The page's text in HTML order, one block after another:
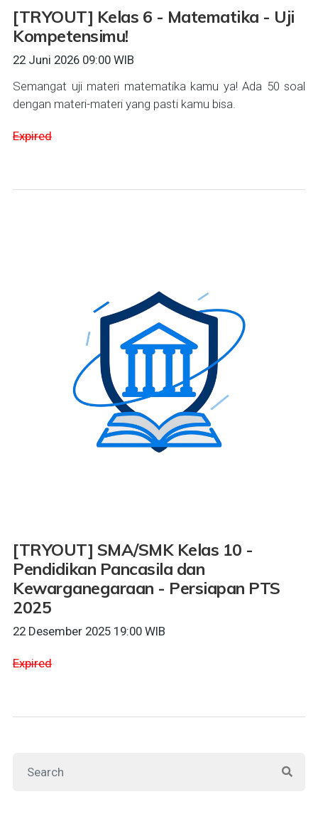
[TRYOUT] Kelas 6 - Matematika - Uji
Kompetensimu!
22 Juni 2026 09:00 WIB
Semangat uji materi matematika kamu ya! Ada 50 soal
dengan materi-materi yang pasti kamu bisa.
Expired
[TRYOUT] SMA/SMK Kelas 10 -
Pendidikan Pancasila dan
Kewarganegaraan - Persiapan PTS
2025
22 Desember 2025 19:00 WIB
Expired